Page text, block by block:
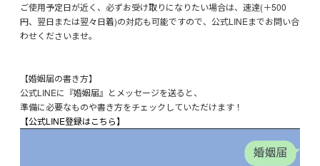
ご使用予定日が近く、必ずお受け取りになりたい場合は、速達(＋500
円、翌日または翌々日着)の対応も可能ですので、公式LINEまでお問い合
わせくださいませ。
【婚姻届の書き方】
公式LINEに『婚姻届』とメッセージを送ると、
準備に必要なものや書き方をチェックしていただけます！
【公式LINE登録はこちら】